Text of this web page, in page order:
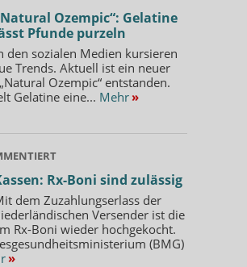
Ozempic“: Gelatine
Pfunde purzeln
den sozialen Medien kursieren
Trends. Aktuell ist ein neuer
Ozempic“ entstanden.
Gelatine eine... Mehr »
Rx-Boni sind zulässig
dem Zuzahlungserlass der
Versender ist die
Rx-Boni wieder hochgekocht.
(BMG)
»